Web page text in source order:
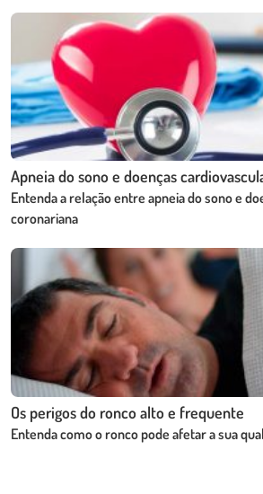
Apneia do sono e doenças
Entenda a relação entre apneia do sono e
coronariana
Os perigos do ronco alto e frequente
Entenda como o ronco pode afetar a sua